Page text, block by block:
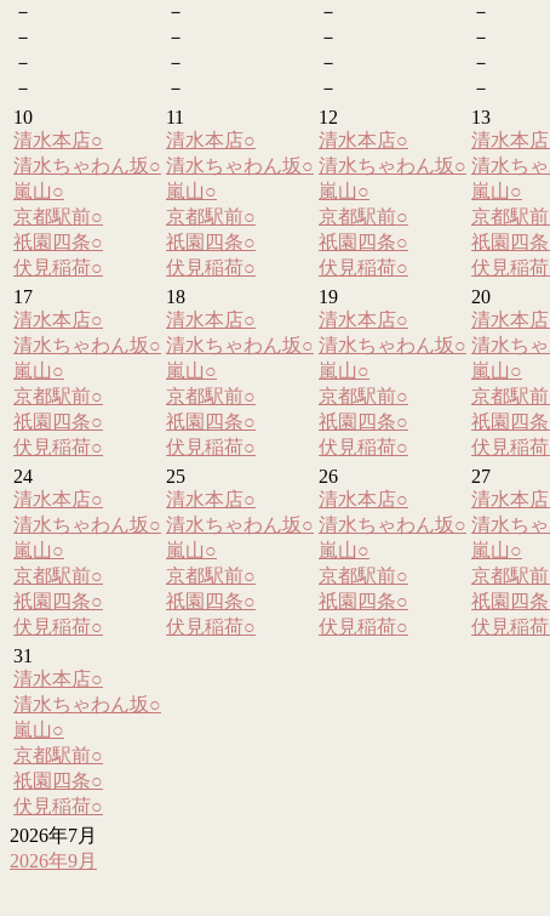
－
－
－
－
－
－
－
－
－
－
－
－
－
－
－
－
10
清水本店○
清水ちゃわん坂○
嵐山○
京都駅前○
祇園四条○
伏見稲荷○
11
清水本店○
清水ちゃわん坂○
嵐山○
京都駅前○
祇園四条○
伏見稲荷○
12
清水本店○
清水ちゃわん坂○
嵐山○
京都駅前○
祇園四条○
伏見稲荷○
13
清水本店
清水ち
嵐山○
京都駅前
祇園四条
伏見稲荷
17
清水本店○
清水ちゃわん坂○
嵐山○
京都駅前○
祇園四条○
伏見稲荷○
18
清水本店○
清水ちゃわん坂○
嵐山○
京都駅前○
祇園四条○
伏見稲荷○
19
清水本店○
清水ちゃわん坂○
嵐山○
京都駅前○
祇園四条○
伏見稲荷○
20
清水本店
清水ち
嵐山○
京都駅前
祇園四条
伏見稲荷
24
清水本店○
清水ちゃわん坂○
嵐山○
京都駅前○
祇園四条○
伏見稲荷○
25
清水本店○
清水ちゃわん坂○
嵐山○
京都駅前○
祇園四条○
伏見稲荷○
26
清水本店○
清水ちゃわん坂○
嵐山○
京都駅前○
祇園四条○
伏見稲荷○
27
清水本店
清水ち
嵐山○
京都駅前
祇園四条
伏見稲荷
31
清水本店○
清水ちゃわん坂○
嵐山○
京都駅前○
祇園四条○
伏見稲荷○
2026年7月
2026年9月